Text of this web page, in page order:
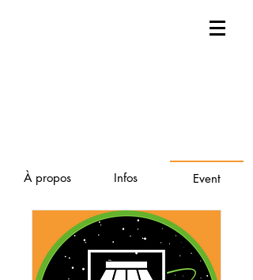
À propos Infos Event